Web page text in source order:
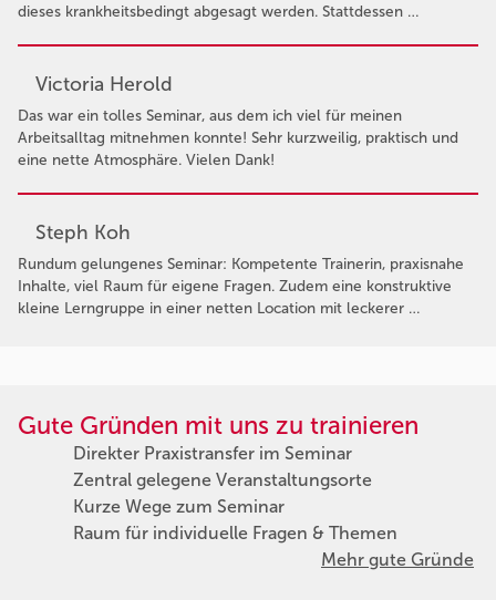
dieses krankheitsbedingt abgesagt werden. Stattdessen …
Victoria Herold
Das war ein tolles Seminar, aus dem ich viel für meinen
Arbeitsalltag mitnehmen konnte! Sehr kurzweilig, praktisch und
eine nette Atmosphäre. Vielen Dank!
Steph Koh
Rundum gelungenes Seminar: Kompetente Trainerin, praxisnahe
Inhalte, viel Raum für eigene Fragen. Zudem eine konstruktive
kleine Lerngruppe in einer netten Location mit leckerer …
Gute Gründen mit uns zu trainieren
Direkter Praxistransfer im Seminar
Zentral gelegene Veranstaltungsorte
Kurze Wege zum Seminar
Raum für individuelle Fragen & Themen
Mehr gute Gründe